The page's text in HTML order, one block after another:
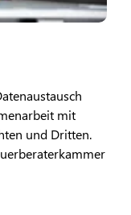
mit
und Dritten.